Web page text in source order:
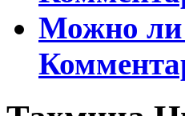
Можно ли